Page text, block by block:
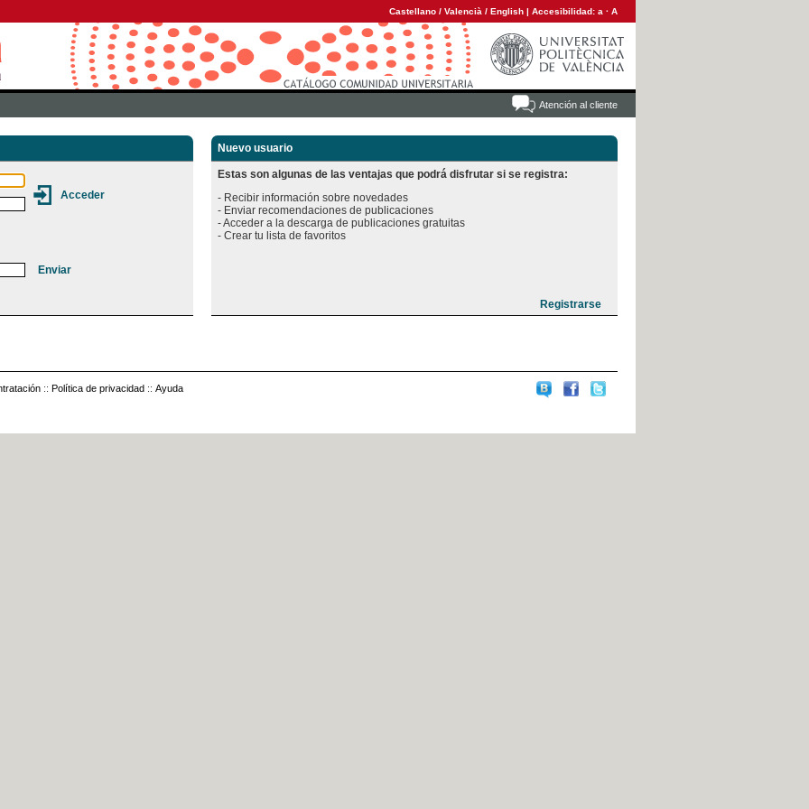
Castellano / Valencià / English | Accesibilidad: a · A
Atención al cliente
Nuevo usuario
Estas son algunas de las ventajas que podrá disfrutar si se registra:
- Recibir información sobre novedades
- Enviar recomendaciones de publicaciones
- Acceder a la descarga de publicaciones gratuitas
:: Política de privacidad :: Ayuda